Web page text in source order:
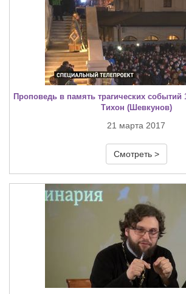
Проповедь в память трагических событий
Тихон (Шевкунов)
21 марта 2017
Смотреть >